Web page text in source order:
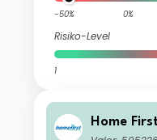
-50% 0%
Risiko-Level
1
Home